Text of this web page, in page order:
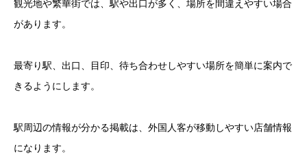
観光地や繁華街では、駅や出口が多く、場所を間違えやすい場合
があります。
最寄り駅、出口、目印、待ち合わせしやすい場所を簡単に案内で
きるようにします。
駅周辺の情報が分かる掲載は、外国人客が移動しやすい店舗情報
になります。